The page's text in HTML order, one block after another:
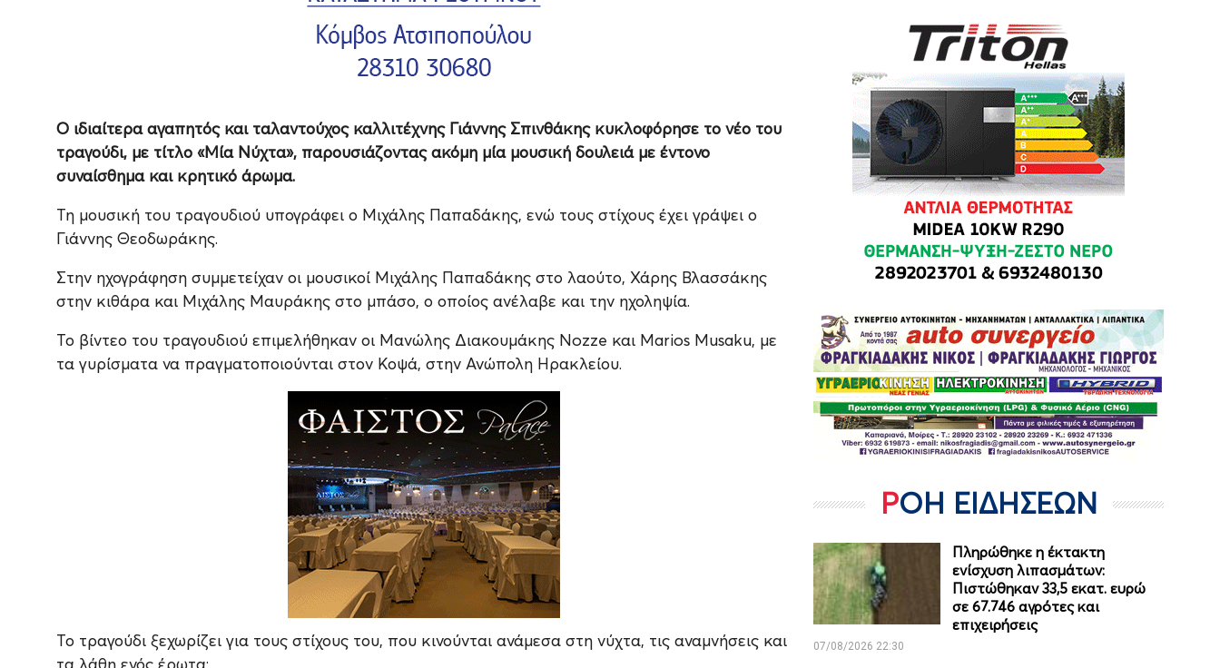
Ο ιδιαίτερα αγαπητός και ταλαντούχος καλλιτέχνης Γιάννης Σπινθάκης κυκλοφόρησε το νέο του
τραγούδι, με τίτλο «Μία Νύχτα», παρουσιάζοντας ακόμη μία μουσική δουλειά με έντονο
συναίσθημα και κρητικό άρωμα.
Τη μουσική του τραγουδιού υπογράφει ο Μιχάλης Παπαδάκης, ενώ τους στίχους έχει γράψει ο
Γιάννης Θεοδωράκης.
Στην ηχογράφηση συμμετείχαν οι μουσικοί Μιχάλης Παπαδάκης στο λαούτο, Χάρης Βλασσάκης
στην κιθάρα και Μιχάλης Μαυράκης στο μπάσο, ο οποίος ανέλαβε και την ηχοληψία.
Το βίντεο του τραγουδιού επιμελήθηκαν οι Μανώλης Διακουμάκης Nozze και Marios Musaku, με
τα γυρίσματα να πραγματοποιούνται στον Κοψά, στην Ανώπολη Ηρακλείου.
Το τραγούδι ξεχωρίζει για τους στίχους του, που κινούνται ανάμεσα στη νύχτα, τις αναμνήσεις και
ΡΟΗ ΕΙΔΗΣΕΩΝ
Πληρώθηκε η έκτακτη
ενίσχυση λιπασμάτων:
Πιστώθηκαν 33,5 εκατ. ευρώ
σε 67.746 αγρότες και
επιχειρήσεις
07/08/2026 22:30